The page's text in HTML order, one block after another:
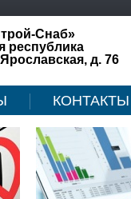
Снаб»
республика
д. 76
КОНТАКТЫ